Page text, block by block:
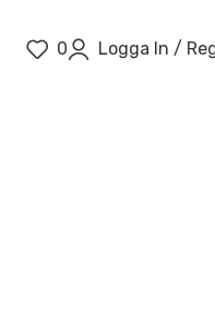
0 Logga In /